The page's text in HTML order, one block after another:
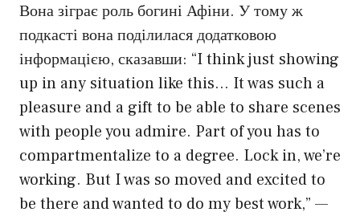
Вона зіграє роль богині Афіни. У тому ж
подкасті вона поділилася додатковою
інформацією, сказавши: “I think just showing
up in any situation like this… It was such a
pleasure and a gift to be able to share scenes
with people you admire. Part of you has to
compartmentalize to a degree. Lock in, we’re
working. But I was so moved and excited to
be there and wanted to do my best work,” —